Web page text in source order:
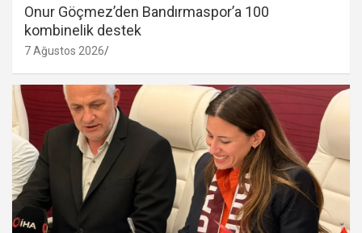
Onur Göçmez’den Bandırmaspor’a 100
kombinelik destek
7 Ağustos 2026